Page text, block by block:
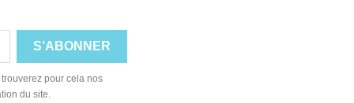
pour cela nos
du site.